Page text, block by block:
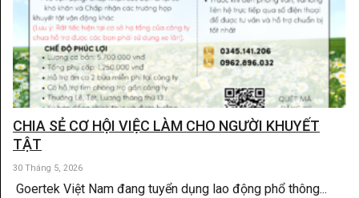
CHIA SẺ CƠ HỘI VIỆC LÀM CHO NGƯỜI KHUYẾT
TẬT
30 Tháng 5, 2026
Goertek Việt Nam đang tuyển dụng lao động phổ thông...